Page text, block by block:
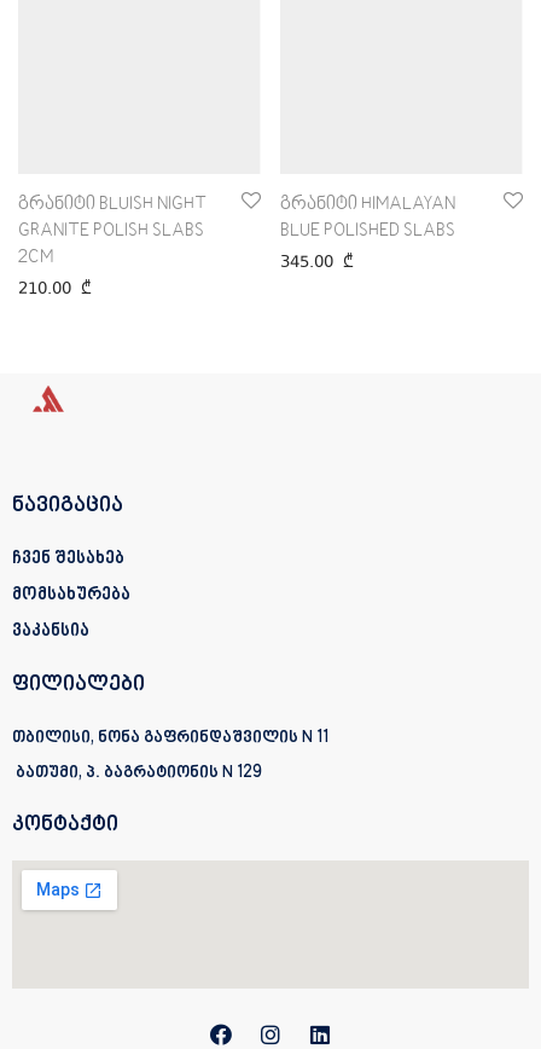
გრანიტი BLUISH NIGHT
GRANITE POLISH SLABS
2CM
210.00 ₾
გრანიტი HIMALAYAN
BLUE POLISHED SLABS
345.00 ₾
ნავიგაცია
ჩვენ შესახებ
მომსახურება
ვაკანსია
ფილიალები
თბილისი, ნონა გაფრინდაშვილის N 11
ბათუმი, პ. ბაგრატიონის N 129
კონტაქტი